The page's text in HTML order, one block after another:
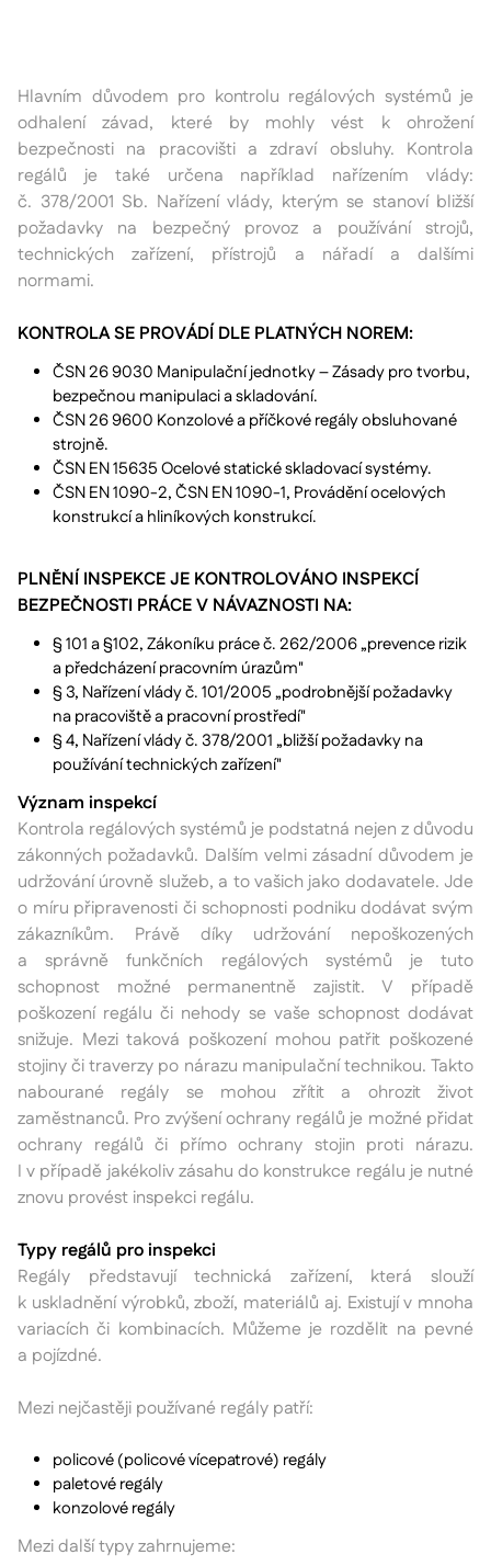
Hlavním důvodem pro kontrolu regálových systémů je
odhalení závad, které by mohly vést k ohrožení
bezpečnosti na pracovišti a zdraví obsluhy. Kontrola
regálů je také určena například nařízením vlády:
č. 378/2001 Sb. Nařízení vlády, kterým se stanoví bližší
požadavky na bezpečný provoz a používání strojů,
technických zařízení, přístrojů a nářadí a dalšími
normami.
KONTROLA SE PROVÁDÍ DLE PLATNÝCH NOREM:
ČSN 26 9030 Manipulační jednotky – Zásady pro tvorbu,
bezpečnou manipulaci a skladování.
ČSN 26 9600 Konzolové a příčkové regály obsluhované
strojně.
ČSN EN 15635 Ocelové statické skladovací systémy.
ČSN EN 1090-2, ČSN EN 1090-1, Provádění ocelových
konstrukcí a hliníkových konstrukcí.
PLNĚNÍ INSPEKCE JE KONTROLOVÁNO INSPEKCÍ
BEZPEČNOSTI PRÁCE V NÁVAZNOSTI NA:
§ 101 a §102, Zákoníku práce č. 262/2006 „prevence rizik
a předcházení pracovním úrazům"
§ 3, Nařízení vlády č. 101/2005 „podrobnější požadavky
na pracoviště a pracovní prostředí"
§ 4, Nařízení vlády č. 378/2001 „bližší požadavky na
používání technických zařízení"
Význam inspekcí
Kontrola regálových systémů je podstatná nejen z důvodu
zákonných požadavků. Dalším velmi zásadní důvodem je
udržování úrovně služeb, a to vašich jako dodavatele. Jde
o míru připravenosti či schopnosti podniku dodávat svým
zákazníkům. Právě díky udržování nepoškozených
a správně funkčních regálových systémů je tuto
schopnost možné permanentně zajistit. V případě
poškození regálu či nehody se vaše schopnost dodávat
snižuje. Mezi taková poškození mohou patřit poškozené
stojiny či traverzy po nárazu manipulační technikou. Takto
nabourané regály se mohou zřítit a ohrozit život
zaměstnanců. Pro zvýšení ochrany regálů je možné přidat
ochrany regálů či přímo ochrany stojin proti nárazu.
I v případě jakékoliv zásahu do konstrukce regálu je nutné
znovu provést inspekci regálu.
Typy regálů pro inspekci
Regály představují technická zařízení, která slouží
k uskladnění výrobků, zboží, materiálů aj. Existují v mnoha
variacích či kombinacích. Můžeme je rozdělit na pevné
a pojízdné.
Mezi nejčastěji používané regály patří:
policové (policové vícepatrové) regály
paletové regály
konzolové regály
Mezi další typy zahrnujeme: